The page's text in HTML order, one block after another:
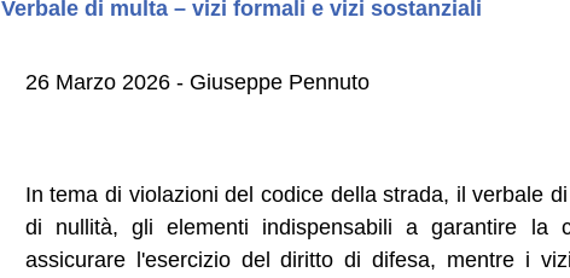
Verbale di multa – vizi formali e vizi sostanziali
26 Marzo 2026 - Giuseppe Pennuto
In tema di violazioni del codice della strada, il verbale
di nullità, gli elementi indispensabili a garantire la
assicurare l'esercizio del diritto di difesa, mentre i